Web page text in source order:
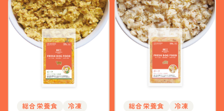
総合栄養食
冷凍
総合栄養食
冷凍